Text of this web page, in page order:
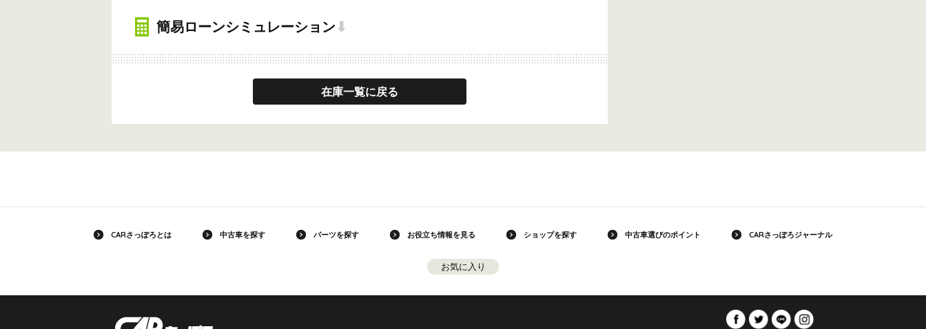
簡易ローンシミュレーション ⬇
在庫一覧に戻る
CARさっぽろとは 中古車を探す パーツを探す お役立ち情報を見る ショップを探す 中古車選びのポイント CARさっぽろジャーナル
お気に入り